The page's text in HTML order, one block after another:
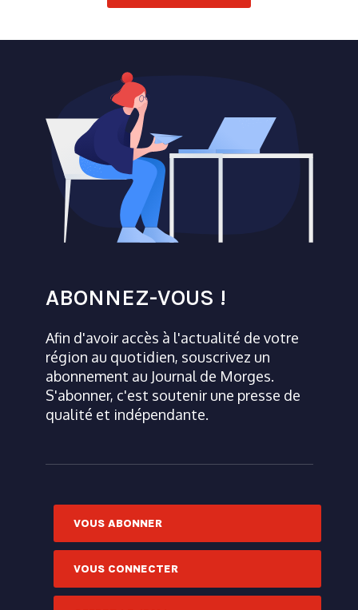
ABONNEZ-VOUS !
Afin d'avoir accès à l'actualité de votre
région au quotidien, souscrivez un
abonnement au Journal de Morges.
S'abonner, c'est soutenir une presse de
qualité et indépendante.
VOUS ABONNER
VOUS CONNECTER